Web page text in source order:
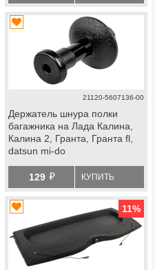
21120-5607136-00
Держатель шнура полки
багажника на Лада Калина,
Калина 2, Гранта, Гранта fl,
datsun mi-do
129 й КУПИТЬ
11%